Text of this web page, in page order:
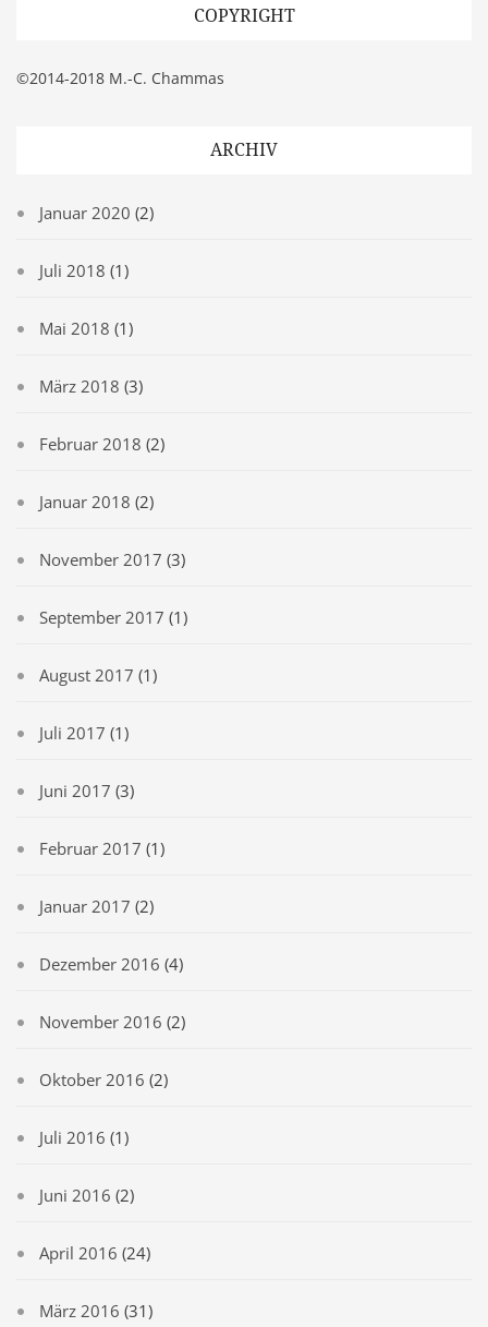
COPYRIGHT
©2014-2018 M.-C. Chammas
ARCHIV
Januar 2020 (2)
Juli 2018 (1)
Mai 2018 (1)
März 2018 (3)
Februar 2018 (2)
Januar 2018 (2)
November 2017 (3)
September 2017 (1)
August 2017 (1)
Juli 2017 (1)
Juni 2017 (3)
Februar 2017 (1)
Januar 2017 (2)
Dezember 2016 (4)
November 2016 (2)
Oktober 2016 (2)
Juli 2016 (1)
Juni 2016 (2)
April 2016 (24)
März 2016 (31)